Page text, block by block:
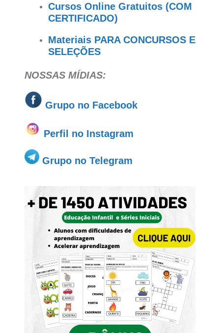
Cursos Online Gratuitos (COM
CERTIFICADO)
Materiais PARA CONCURSOS E
SELEÇÕES
NOSSAS MÍDIAS:
Grupo no Facebook
Perfil no Instagram
Grupo no Telegram